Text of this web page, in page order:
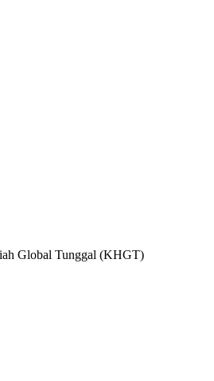
Global Tunggal (KHGT)